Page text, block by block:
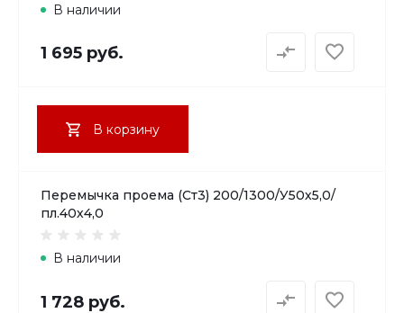
В наличии
1 695 руб.
В корзину
Перемычка проема (Ст3) 200/1300/У50х5,0/
пл.40х4,0
В наличии
1 728 руб.